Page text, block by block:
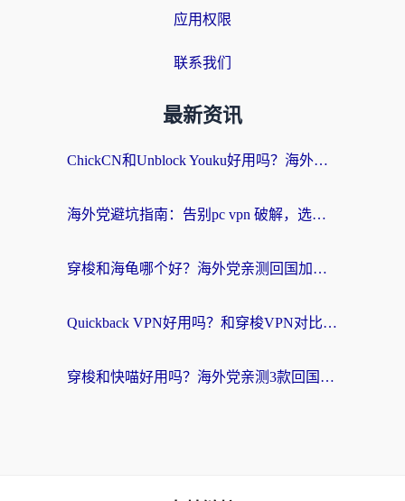
应用权限
联系我们
最新资讯
ChickCN和Unblock Youku好用吗？海外党亲测3款回国加速器，附iOS免费选择指南
海外党避坑指南：告别pc vpn 破解，选对回国加速器轻松访问国内资源
穿梭和海龟哪个好？海外党亲测回国加速器，附电脑免费VPN推荐
Quickback VPN好用吗？和穿梭VPN对比哪个回国效果更好？海外党必看的真实测评与选择指南
穿梭和快喵好用吗？海外党亲测3款回国加速器，附日本回国VPN避坑指南